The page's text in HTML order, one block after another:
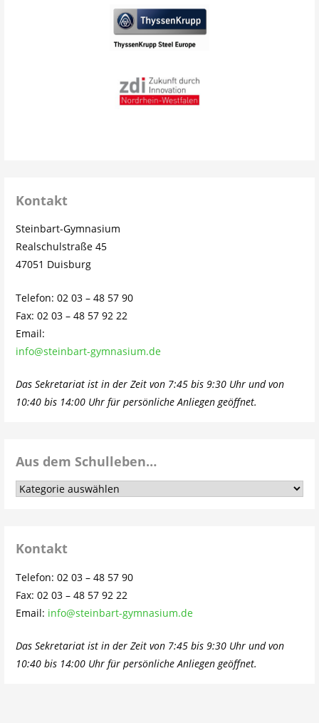
Kontakt
Steinbart-Gymnasium
Realschulstraße 45
47051 Duisburg
Telefon: 02 03 – 48 57 90
Fax: 02 03 – 48 57 92 22
Email:
info@steinbart-gymnasium.de
Das Sekretariat ist in der Zeit von 7:45 bis 9:30 Uhr und von
10:40 bis 14:00 Uhr für persönliche Anliegen geöffnet.
Aus dem Schulleben…
Aus
Kontakt
Telefon: 02 03 – 48 57 90
Fax: 02 03 – 48 57 92 22
Email: info@steinbart-gymnasium.de
Das Sekretariat ist in der Zeit von 7:45 bis 9:30 Uhr und von
10:40 bis 14:00 Uhr für persönliche Anliegen geöffnet.